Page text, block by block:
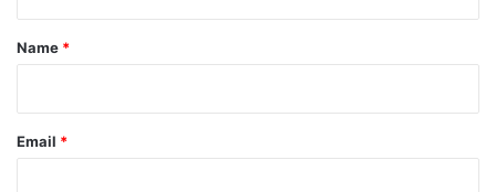
*
Name *
Email *